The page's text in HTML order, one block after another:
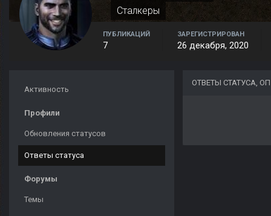
Сталкеры
ПУБЛИКАЦИЙ
7
ЗАРЕГИСТРИРОВАН
26 декабря, 2020
Активность
Профили
Обновления статусов
Ответы статуса
Форумы
Темы
ОТВЕТЫ СТАТУСА,